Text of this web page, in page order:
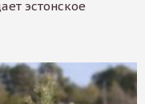
эстонское